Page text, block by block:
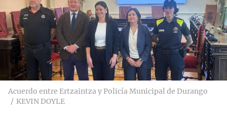
Acuerdo entre Ertzaintza y Policía Municipal de Durango
KEVIN DOYLE